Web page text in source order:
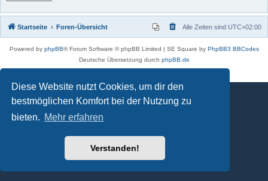
Diese Website nutzt Cookies, um dir den
bestmöglichen Komfort bei der Nutzung zu
bieten. Mehr erfahren
Verstanden!
Startseite Foren-Übersicht Alle Zeiten sind UTC+02:00
Powered by phpBB® Forum Software © phpBB Limited | SE Square by PhpBB3 BBCodes
Deutsche Übersetzung durch phpBB.de
Datenschutz|Nutzungsbedingungen